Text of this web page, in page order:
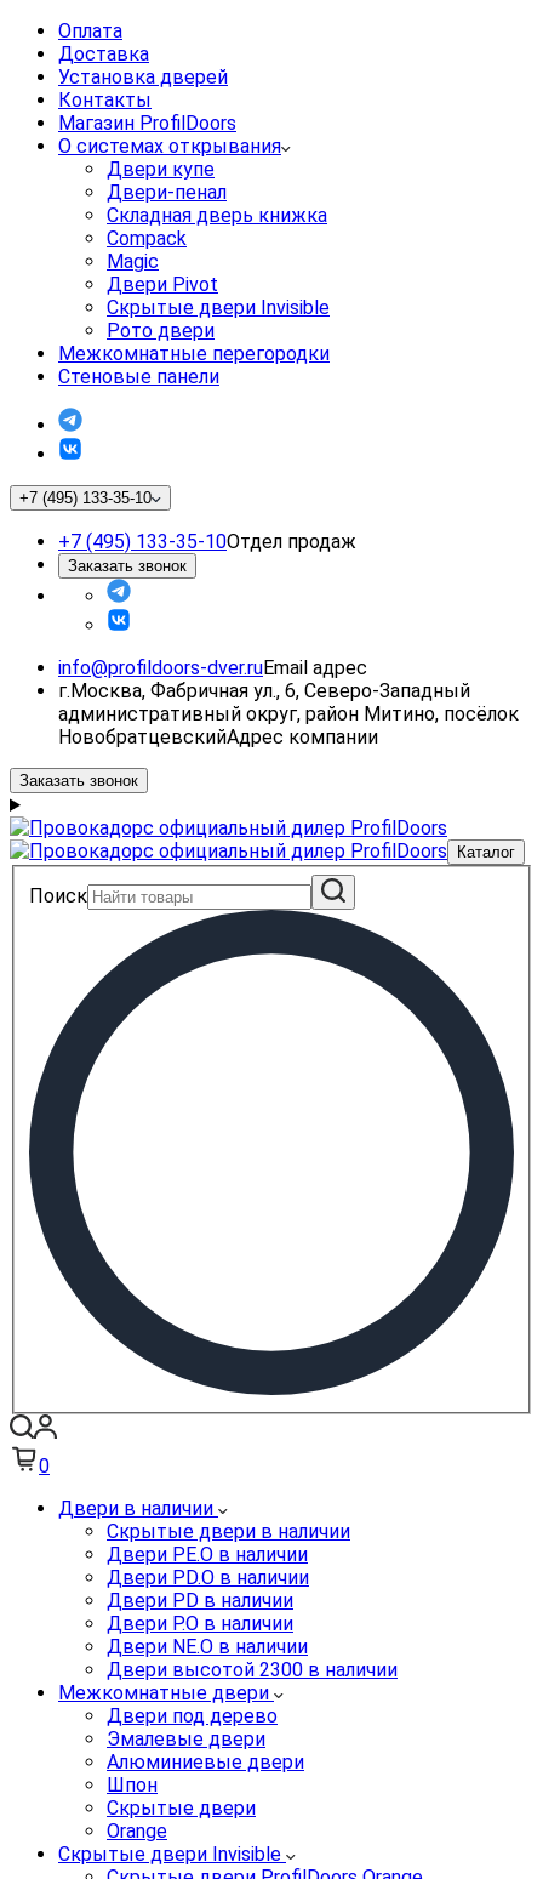
Оплата
Доставка
Установка дверей
Контакты
Магазин ProfilDoors
О системах открывания
Двери купе
Двери-пенал
Складная дверь книжка
Compack
Magic
Двери Pivot
Скрытые двери Invisible
Рото двери
Межкомнатные перегородки
Стеновые панели
+7 (495) 133-35-10
+7 (495) 133-35-10Отдел продаж
Заказать звонок
info@profildoors-dver.ruEmail адрес
г.Москва, Фабричная ул., 6, Северо-Западный
административный округ, район Митино, посёлок
НовобратцевскийАдрес компании
Заказать звонок
Каталог
Поиск
0
Двери в наличии
Скрытые двери в наличии
Двери PE.O в наличии
Двери PD.O в наличии
Двери PD в наличии
Двери P.O в наличии
Двери NE.O в наличии
Двери высотой 2300 в наличии
Межкомнатные двери
Двери под дерево
Эмалевые двери
Алюминиевые двери
Шпон
Скрытые двери
Orange
Скрытые двери Invisible